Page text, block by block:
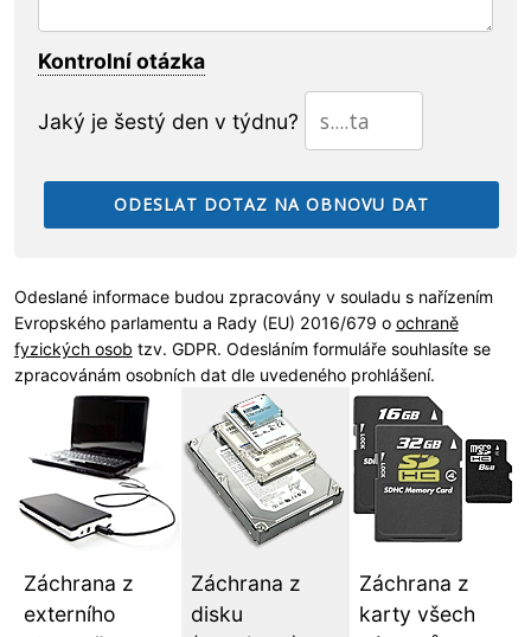
Kontrolní otázka
Jaký je šestý den v týdnu?
Odeslané informace budou zpracovány v souladu s nařízením
Evropského parlamentu a Rady (EU) 2016/679 o ochraně
fyzických osob tzv. GDPR. Odesláním formuláře souhlasíte se
zpracovánám osobních dat dle uvedeného prohlášení.
Záchrana z
externího
Záchrana z
disku
Záchrana z
karty všech